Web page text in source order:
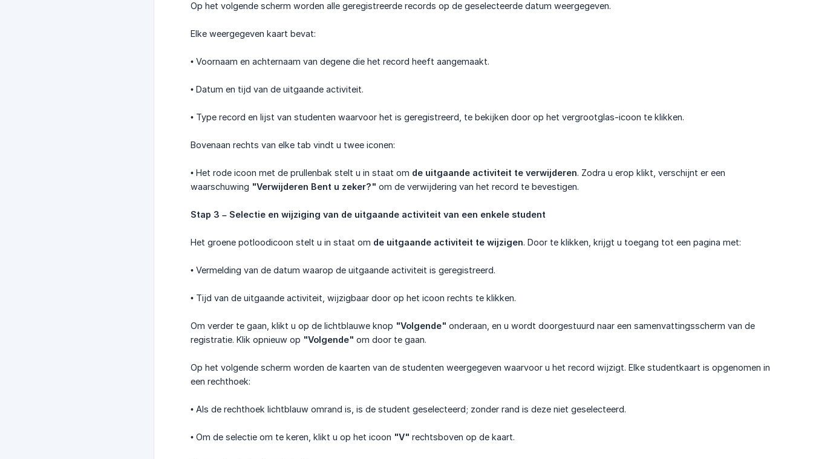
Op het volgende scherm worden alle geregistreerde records op de geselecteerde datum weergegeven.
Elke weergegeven kaart bevat:
• Voornaam en achternaam van degene die het record heeft aangemaakt.
• Datum en tijd van de uitgaande activiteit.
• Type record en lijst van studenten waarvoor het is geregistreerd, te bekijken door op het vergrootglas-icoon te klikken.
Bovenaan rechts van elke tab vindt u twee iconen:
• Het rode icoon met de prullenbak stelt u in staat om de uitgaande activiteit te verwijderen. Zodra u erop klikt, verschijnt er een
waarschuwing "Verwijderen Bent u zeker?" om de verwijdering van het record te bevestigen.
Stap 3 – Selectie en wijziging van de uitgaande activiteit van een enkele student
Het groene potloodicoon stelt u in staat om de uitgaande activiteit te wijzigen. Door te klikken, krijgt u toegang tot een pagina met:
• Vermelding van de datum waarop de uitgaande activiteit is geregistreerd.
• Tijd van de uitgaande activiteit, wijzigbaar door op het icoon rechts te klikken.
Om verder te gaan, klikt u op de lichtblauwe knop "Volgende" onderaan, en u wordt doorgestuurd naar een samenvattingsscherm van de
registratie. Klik opnieuw op "Volgende" om door te gaan.
Op het volgende scherm worden de kaarten van de studenten weergegeven waarvoor u het record wijzigt. Elke studentkaart is opgenomen in
een rechthoek:
• Als de rechthoek lichtblauw omrand is, is de student geselecteerd; zonder rand is deze niet geselecteerd.
• Om de selectie om te keren, klikt u op het icoon "V" rechtsboven op de kaart.